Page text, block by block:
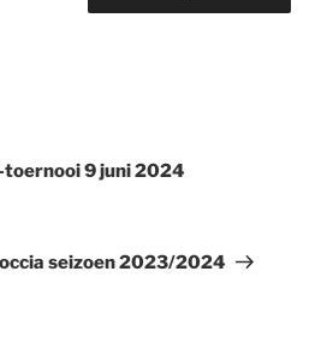
toernooi 9 juni 2024
seizoen 2023/2024